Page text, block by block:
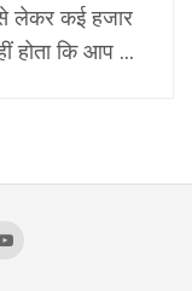
लेकर कई हजार
होता कि आप ...